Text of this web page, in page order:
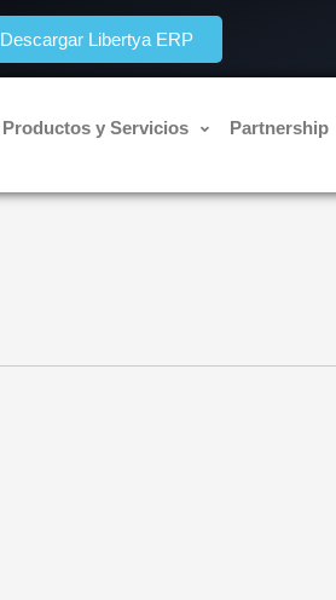
Descargar Libertya ERP
Productos y Servicios Partnership